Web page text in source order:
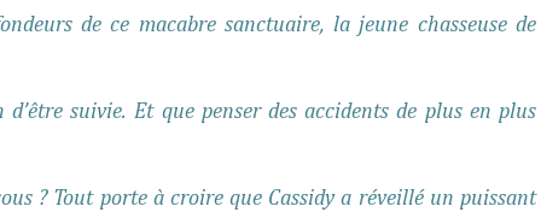
de ce macabre sanctuaire, la jeune chasseuse de
suivie. Et que penser des accidents de plus en plus
? Tout porte à croire que Cassidy a réveillé un puissant